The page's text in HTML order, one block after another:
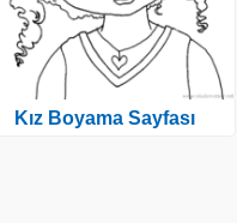
Kız Boyama Sayfası